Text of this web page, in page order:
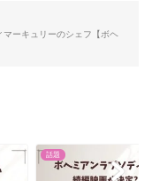
ーキュリーのシェフ【ボヘ
話題